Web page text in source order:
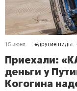
15 июня #другие виды
Приехали:
деньги у
Когогина